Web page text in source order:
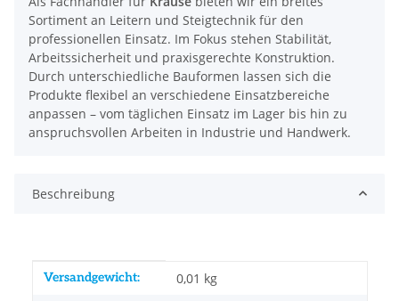
Sortiment an Leitern und Steigtechnik für den
professionellen Einsatz. Im Fokus stehen Stabilität,
Arbeitssicherheit und praxisgerechte Konstruktion.
Durch unterschiedliche Bauformen lassen sich die
Produkte flexibel an verschiedene Einsatzbereiche
anpassen – vom täglichen Einsatz im Lager bis hin zu
anspruchsvollen Arbeiten in Industrie und Handwerk.
Beschreibung
Produkteigenschaft
Wert
Versandgewicht: 0,01 kg